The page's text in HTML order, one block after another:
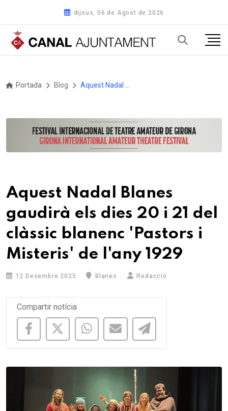
dijous, 06 de Agost de 2026
Portada Blog
Aquest Nadal Blanes
gaudirà els dies 20 i 21 del
clàssic blanenc 'Pastors i
Misteris' de l'any 1929
12 Desembre 2025 Blanes Redacció
Compartir notícia